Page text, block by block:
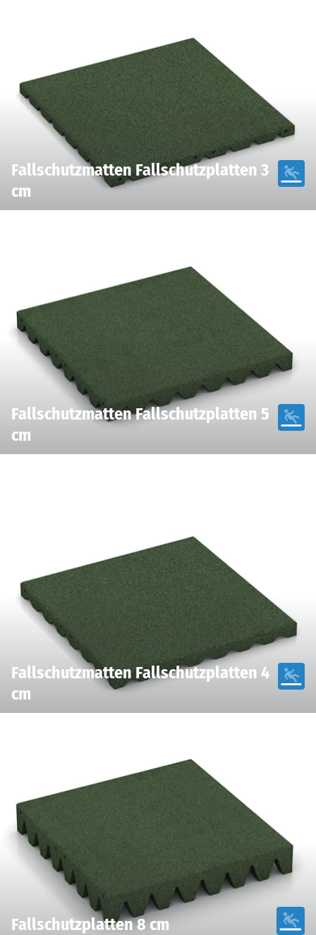
Fallschutzmatten Fallschutzplatten 3
cm
Fallschutzmatten Fallschutzplatten 5
cm
Fallschutzmatten Fallschutzplatten 4
cm
Fallschutzplatten 8 cm